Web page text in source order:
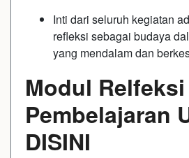
Inti dari seluruh kegiatan
refleksi sebagai budaya
yang mendalam dan
Modul
Pembelajaran
DISINI